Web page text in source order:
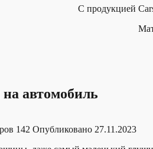
С продукцией
автомобиль
142 Опубликовано 27.11.2023